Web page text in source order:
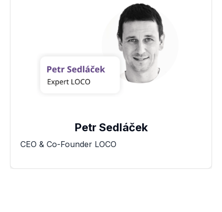
Petr Sedláček
CEO & Co-Founder LOCO